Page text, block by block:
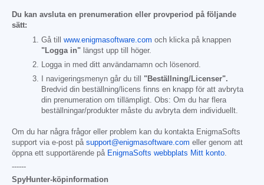
Du kan avsluta en prenumeration eller provperiod på följande
sätt:
Gå till www.enigmasoftware.com och klicka på knappen
"Logga in" längst upp till höger.
Logga in med ditt användarnamn och lösenord.
I navigeringsmenyn går du till "Beställning/Licenser".
Bredvid din beställning/licens finns en knapp för att avbryta
din prenumeration om tillämpligt. Obs: Om du har flera
beställningar/produkter måste du avbryta dem individuellt.
Om du har några frågor eller problem kan du kontakta EnigmaSofts
support via e-post på support@enigmasoftware.com eller genom att
öppna ett supportärende på EnigmaSofts webbplats Mitt konto.
------
SpyHunter-köpinformation